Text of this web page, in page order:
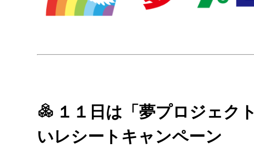
１１日は「夢プロジェク
いレシートキャンペーン